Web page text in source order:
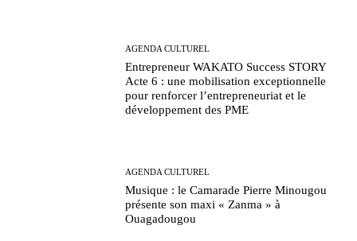
AGENDA CULTUREL
Entrepreneur WAKATO Success STORY
Acte 6 : une mobilisation exceptionnelle
pour renforcer l’entrepreneuriat et le
développement des PME
AGENDA CULTUREL
Musique : le Camarade Pierre Minougou
présente son maxi « Zanma » à
Ouagadougou